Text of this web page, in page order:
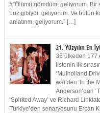
#”Ölümü gömdüm, geliyorum.
buz gibiydi, geliyorum. Ve bütün
anlatırım, geliyorum.” […]
21. Yüzyılın En
36 ülkeden 177
listenin ilk
‘Mulholland
wai’den ‘In the
Anderson’dan
‘Spirited Away’ ve Richard
Türkiye’den senaryosunu Ercan